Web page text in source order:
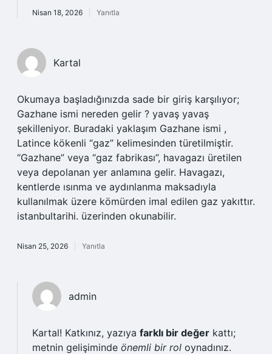
Nisan 18, 2026 Yanıtla
Kartal
Okumaya başladığınızda sade bir giriş karşılıyor;
Gazhane ismi nereden gelir ? yavaş yavaş
şekilleniyor. Buradaki yaklaşım Gazhane ismi ,
Latince kökenli “gaz” kelimesinden türetilmiştir.
“Gazhane” veya “gaz fabrikası”, havagazı üretilen
veya depolanan yer anlamına gelir. Havagazı,
kentlerde ısınma ve aydınlanma maksadıyla
kullanılmak üzere kömürden imal edilen gaz yakıttır.
istanbultarihi. üzerinden okunabilir.
Nisan 25, 2026 Yanıtla
admin
Kartal! Katkınız, yazıya farklı bir değer kattı;
metnin gelişiminde önemli bir rol oynadınız.